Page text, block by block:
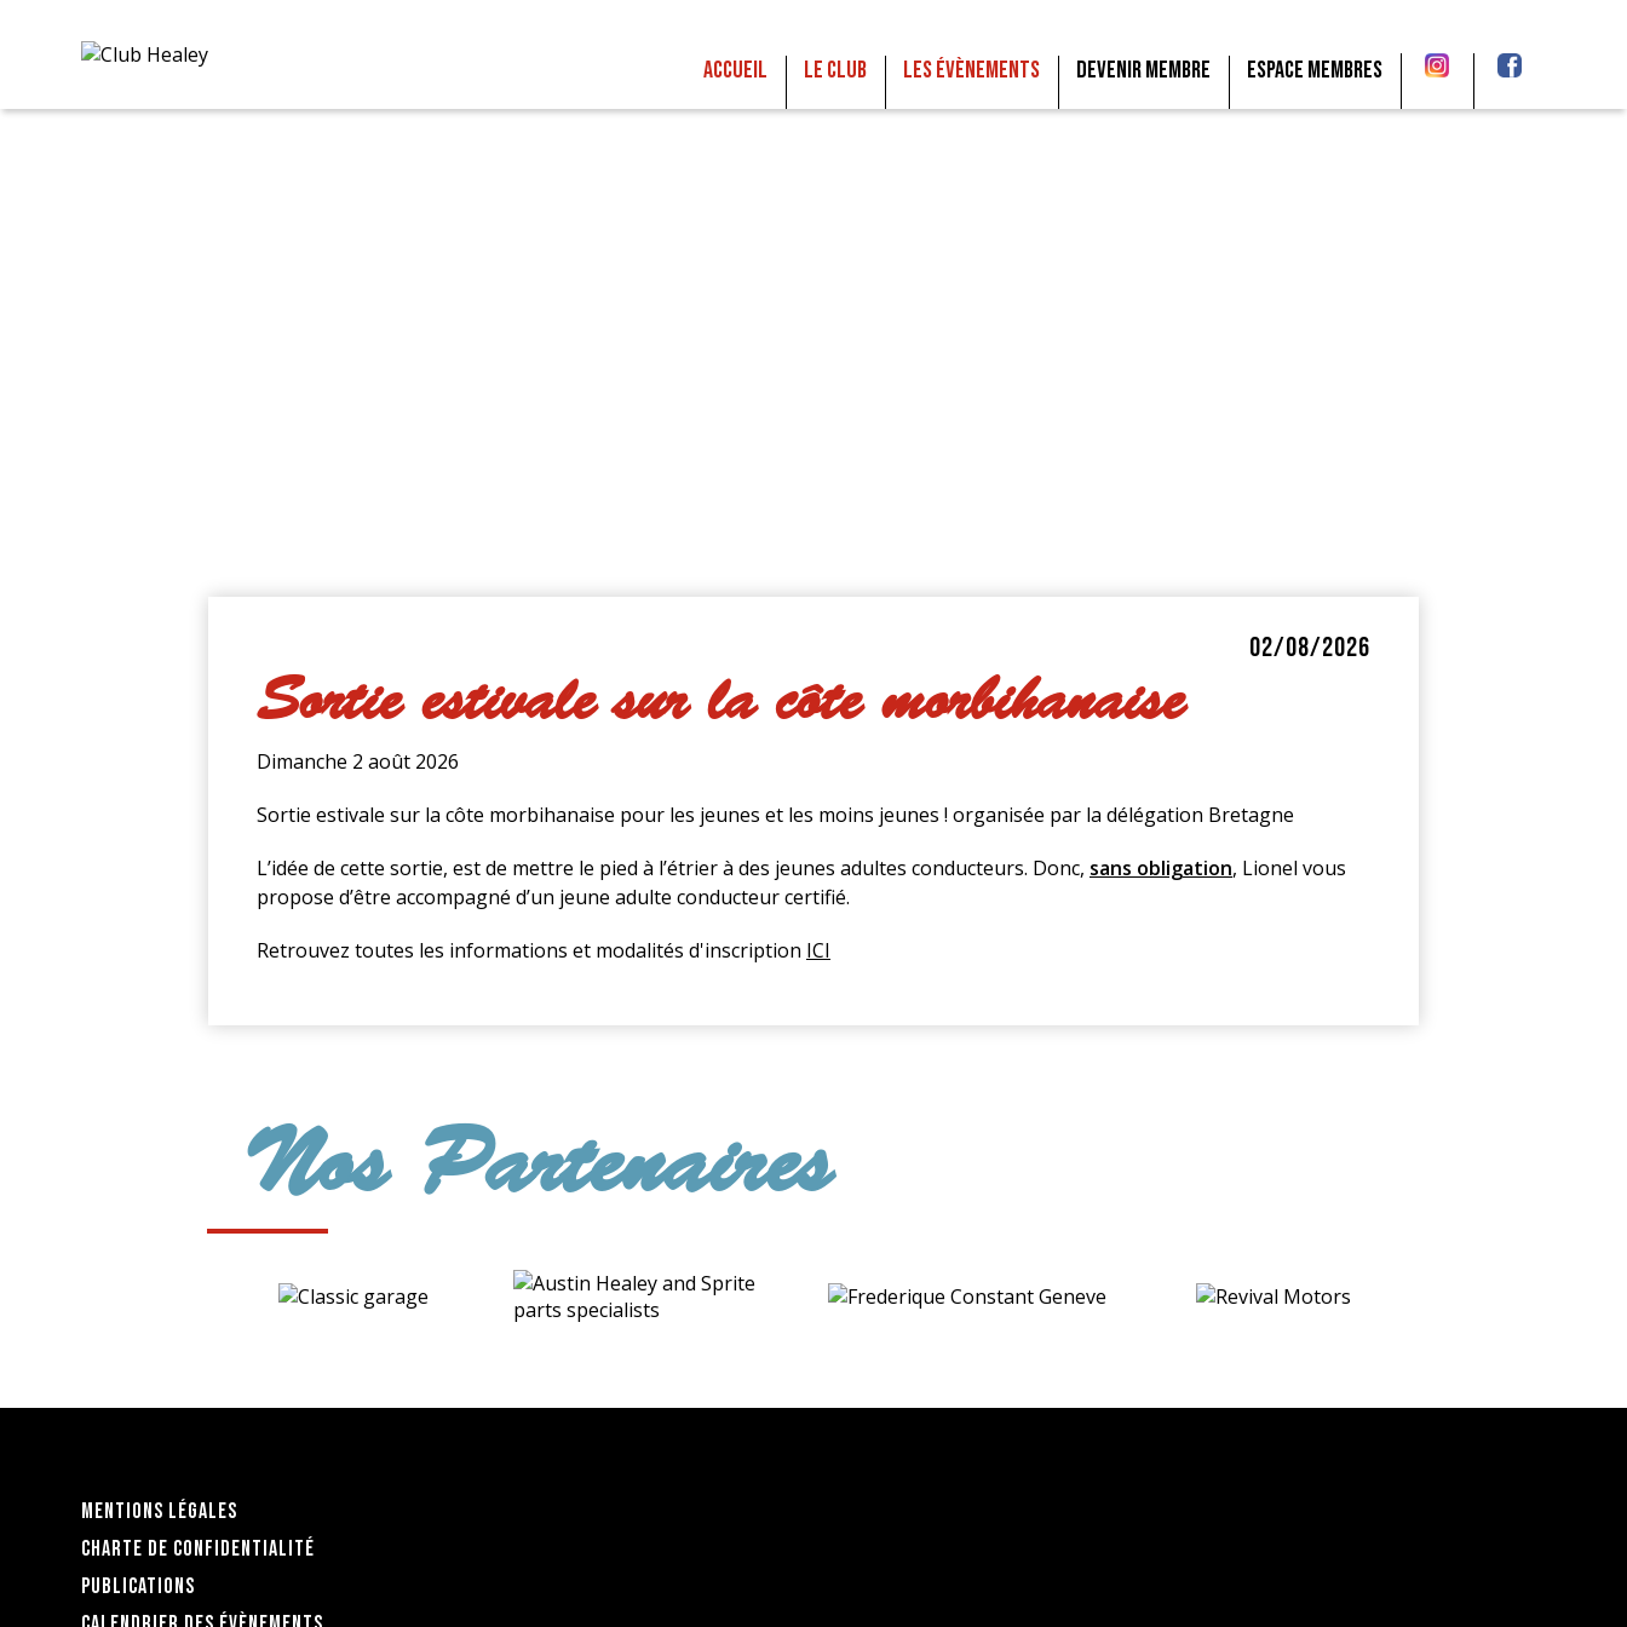
Accueil Le club Les Évènements Devenir membre Espace membres
02/08/2026
Sortie estivale sur la côte morbihanaise
Dimanche 2 août 2026
Sortie estivale sur la côte morbihanaise pour les jeunes et les moins jeunes ! organisée par la délégation Bretagne
L’idée de cette sortie, est de mettre le pied à l’étrier à des jeunes adultes conducteurs. Donc, sans obligation, Lionel vous
propose d’être accompagné d’un jeune adulte conducteur certifié.
Retrouvez toutes les informations et modalités d'inscription ICI
Nos Partenaires
Mentions légales
Charte de confidentialité
Publications